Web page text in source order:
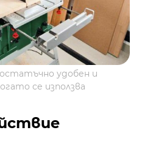
удобен и
се използва